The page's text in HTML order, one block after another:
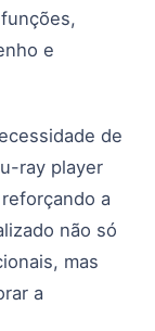
e
de
ray player
a
não só
mas
a